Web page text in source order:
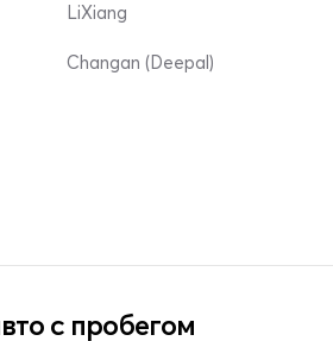
LiXiang
Changan (Deepal)
с пробегом